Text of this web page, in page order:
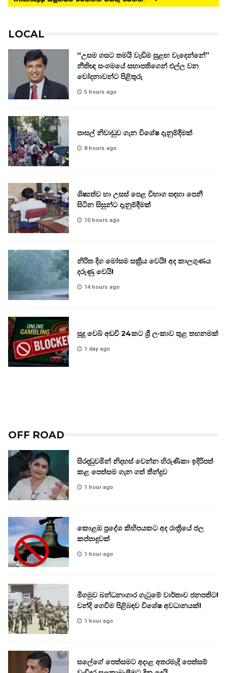
LOCAL
“උසම ගසට තමයි වැඩිම සුළඟ වැදෙන්නේ”
නීතිඥ සංගමයේ සභාපතිගෙන් එල්ල වන
චෝදනාවන්ට පිළිතුරු
5 hours ago
පාසල් නිවාඩුව ගැන විශේෂ දැනුම්දීමක්
8 hours ago
ශිෂ්‍යත්ව හා උසස් පෙළ විභාග සඳහා පෙනී
සිටින සිසුන්ට දැනුම්දීමක්
10 hours ago
නිරිත දිග මෝසම සක්‍රීය වෙයි! අද කාලගුණය
දරුණු වෙයි!
14 hours ago
සූදු වෙබ් අඩවි 24කට ශ්‍රී ලංකාව තුළ තහනමක්
1 day ago
OFF ROAD
සිරදඬුවමින් නිදහස් වෙන්න හිරුණිකා ඉදිරිපත්
කළ පෙත්සම ගැන ගත් තීන්දුව
1 hour ago
කොළඹ ප්‍රදේශ කිහිපයකට අද රාත්‍රියේ ජල
කප්පාදුවක්
1 hour ago
මීගමුව බන්ධනාගාර ගැටුමේ වාර්තාව ජනපතිට!
වන්දි ගෙවීම පිළිබඳව විශේෂ අවධානයක්!
1 hour ago
සලේගේ පෙත්සමට අදාළ අතරමැදි පෙත්සම්